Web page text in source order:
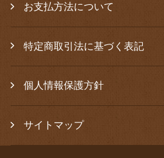
お支払方法について
特定商取引法に基づく表記
個人情報保護方針
サイトマップ